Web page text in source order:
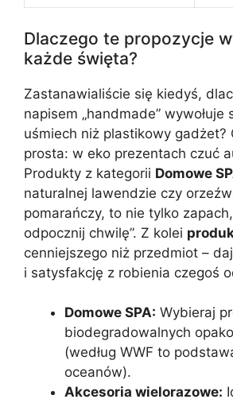
Dlaczego te propozycje
każde święta?
Zastanawialiście się kiedyś,
napisem „handmade” wywołuje
uśmiech niż plastikowy gadżet?
prosta: w eko prezentach czuć
Produkty z kategorii Domowe
naturalnej lawendzie czy
pomarańczy, to nie tylko zapach,
odpocznij chwilę”. Z kolei
cenniejszego niż przedmiot –
i satysfakcję z robienia czegoś
Domowe SPA: Wybieraj
biodegradowalnych
(według WWF to
oceanów).
Akcesoria wielorazowe: